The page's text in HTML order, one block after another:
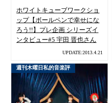
ホワイトキューブワークショ
ップ【ボールペンで幸せにな
ろう!!】プレ企画 シリーズイ
ンタビュー#5 宇田 晋也さん
UPDATE:2013.4.21
週刊木曜日私的音楽評